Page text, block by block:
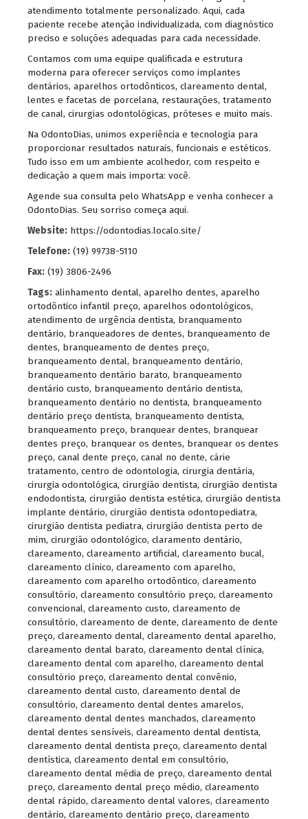
atendimento totalmente personalizado. Aqui, cada
paciente recebe atenção individualizada, com diagnóstico
preciso e soluções adequadas para cada necessidade.
Contamos com uma equipe qualificada e estrutura
moderna para oferecer serviços como implantes
dentários, aparelhos ortodônticos, clareamento dental,
lentes e facetas de porcelana, restaurações, tratamento
de canal, cirurgias odontológicas, próteses e muito mais.
Na OdontoDias, unimos experiência e tecnologia para
proporcionar resultados naturais, funcionais e estéticos.
Tudo isso em um ambiente acolhedor, com respeito e
dedicação a quem mais importa: você.
Agende sua consulta pelo WhatsApp e venha conhecer a
OdontoDias. Seu sorriso começa aqui.
Website: https://odontodias.localo.site/
Telefone: (19) 99738-5110
Fax: (19) 3806-2496
Tags: alinhamento dental, aparelho dentes, aparelho
ortodôntico infantil preço, aparelhos odontológicos,
atendimento de urgência dentista, branquamento
dentário, branqueadores de dentes, branqueamento de
dentes, branqueamento de dentes preço,
branqueamento dental, branqueamento dentário,
branqueamento dentário barato, branqueamento
dentário custo, branqueamento dentário dentista,
branqueamento dentário no dentista, branqueamento
dentário preço dentista, branqueamento dentista,
branqueamento preço, branquear dentes, branquear
dentes preço, branquear os dentes, branquear os dentes
preço, canal dente preço, canal no dente, cárie
tratamento, centro de odontologia, cirurgia dentária,
cirurgia odontológica, cirurgião dentista, cirurgião dentista
endodontista, cirurgião dentista estética, cirurgião dentista
implante dentário, cirurgião dentista odontopediatra,
cirurgião dentista pediatra, cirurgião dentista perto de
mim, cirurgião odontológico, claramento dentário,
clareamento, clareamento artificial, clareamento bucal,
clareamento clínico, clareamento com aparelho,
clareamento com aparelho ortodôntico, clareamento
consultório, clareamento consultório preço, clareamento
convencional, clareamento custo, clareamento de
consultório, clareamento de dente, clareamento de dente
preço, clareamento dental, clareamento dental aparelho,
clareamento dental barato, clareamento dental clínica,
clareamento dental com aparelho, clareamento dental
consultório preço, clareamento dental convênio,
clareamento dental custo, clareamento dental de
consultório, clareamento dental dentes amarelos,
clareamento dental dentes manchados, clareamento
dental dentes sensíveis, clareamento dental dentista,
clareamento dental dentista preço, clareamento dental
dentística, clareamento dental em consultório,
clareamento dental média de preço, clareamento dental
preço, clareamento dental preço médio, clareamento
dental rápido, clareamento dental valores, clareamento
dentário, clareamento dentário preço, clareamento